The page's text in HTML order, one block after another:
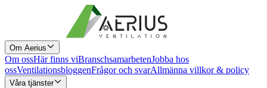
Om Aerius
Om ossHär finns viBranschsamarbetenJobba hos
ossVentilationsbloggenFrågor och svarAllmänna villkor & policy
Våra tjänster